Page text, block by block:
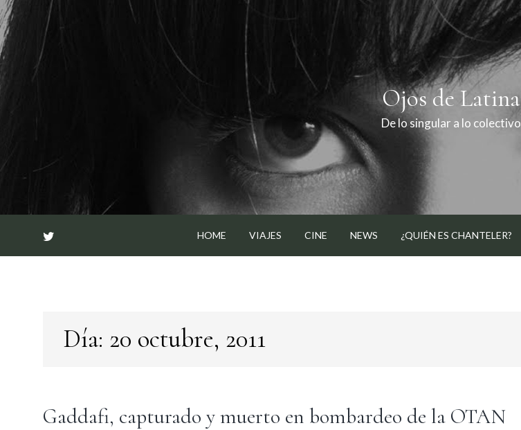
Skip
to
content
Ojos de Latina
De lo singular a lo colectivo
HOME VIAJES CINE NEWS ¿QUIÉN ES CHANTELER?
Día: 20 octubre, 2011
Gaddafi, capturado y muerto en bombardeo de la OTAN